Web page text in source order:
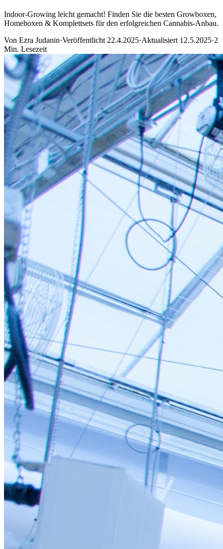
Indoor-Growing leicht gemacht! Finden Sie die besten Growboxen,
Homeboxen & Komplettsets für den erfolgreichen Cannabis-Anbau.
Von Ezra Judanin·Veröffentlicht 22.4.2025·Aktualisiert 12.5.2025·2
Min. Lesezeit